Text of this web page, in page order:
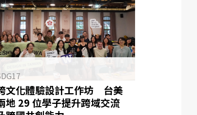
文化體驗設計工作坊 台美
地 29 位學子提升跨域交流